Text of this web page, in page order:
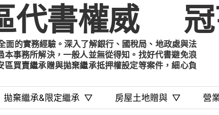
代書權威 冠
的實務經驗。深入了解銀行、國稅局、地政處與法
事務所解決，一般人並無從得知。找好代書避免浪
買賣繼承贈與拋棄繼承抵押權設定等案件，細心負
拋棄繼承&限定繼承 ▽ 房屋土地贈與 ▽ 營